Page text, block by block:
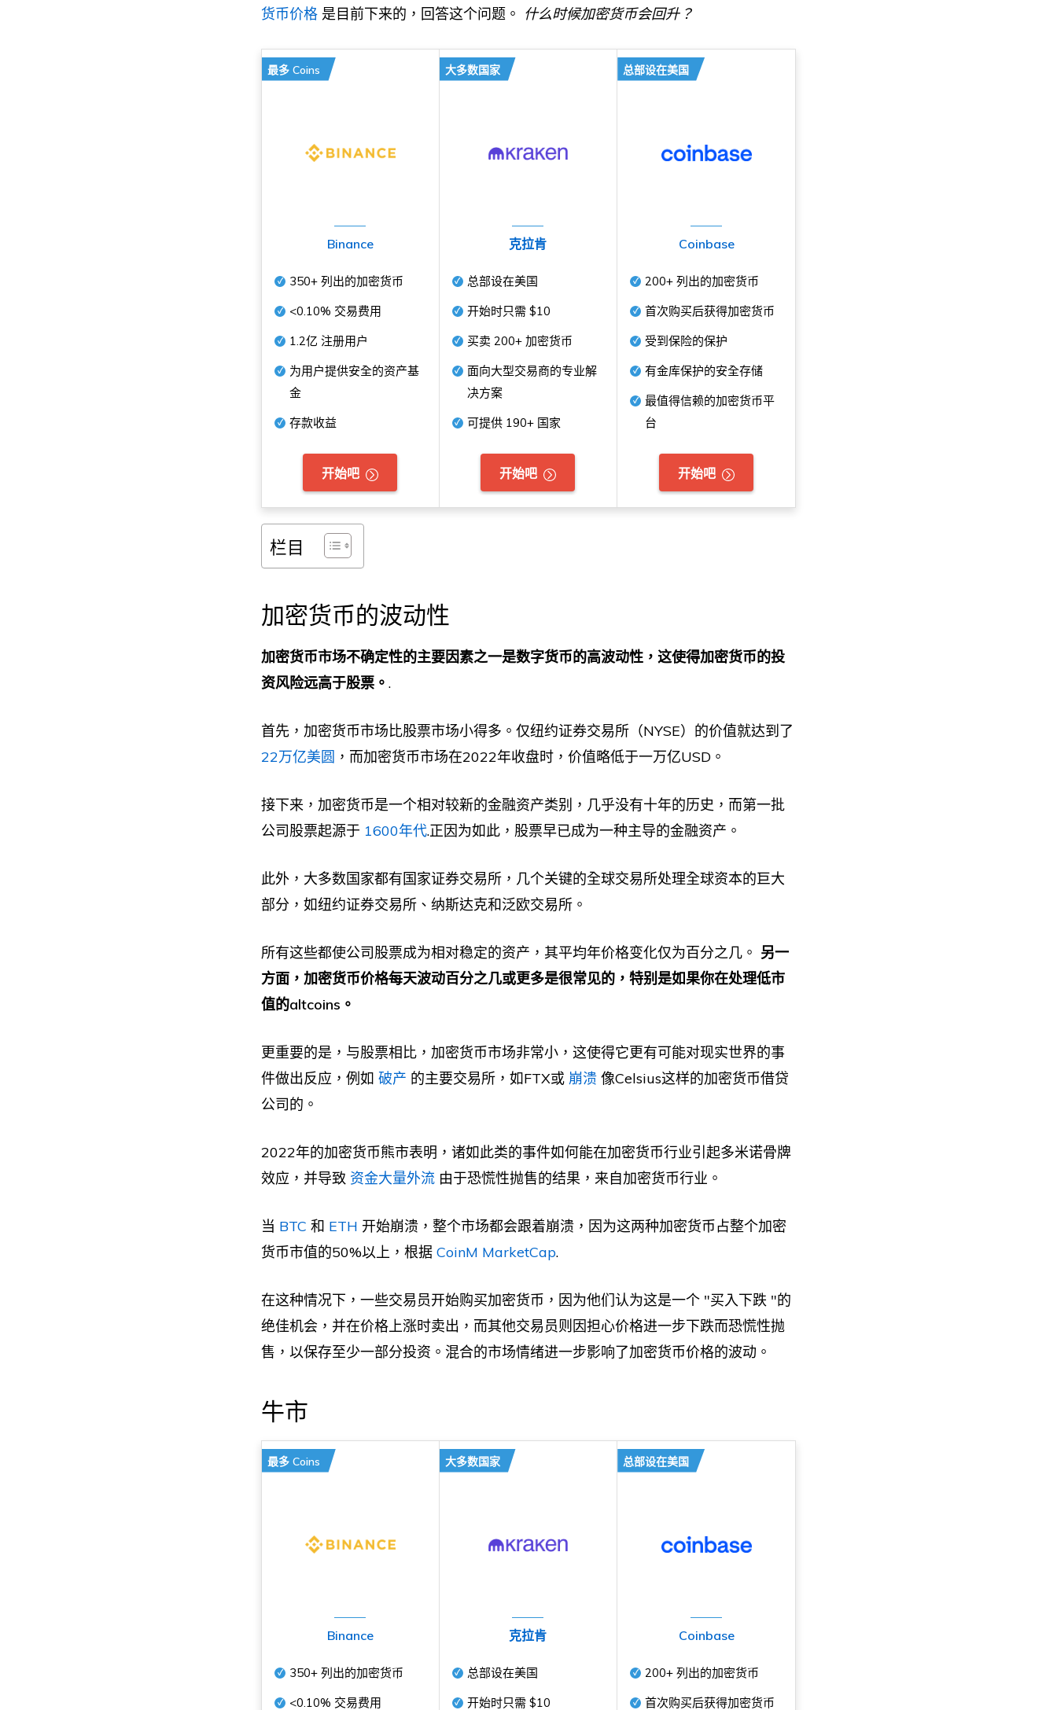
货币价格 是目前下来的，回答这个问题。 什么时候加密货币会回升？
最多 Coins
Binance
350+ 列出的加密货币
<0.10% 交易费用
1.2亿 注册用户
为用户提供安全的资产基
金
存款收益
开始吧
大多数国家
克拉肯
总部设在美国
开始时只需 $10
买卖 200+加密货币
面向大型交易商的专业解
决方案
可提供 190+国家
开始吧
总部设在美国
Coinbase
200+ 列出的加密货币
首次购买后获得加密货币
受到保险的保护
有金库保护的安全存储
最值得信赖的加密货币平
台
开始吧
栏目
加密货币的波动性
加密货币市场不确定性的主要因素之一是数字货币的高波动性，这使得加密货币的投
资风险远高于股票。 .
首先，加密货币市场比股票市场小得多。仅纽约证券交易所（NYSE）的价值就达到了
22万亿美圆 ，而加密货币市场在2022年收盘时，价值略低于一万亿USD。
接下来，加密货币是一个相对较新的金融资产类别，几乎没有十年的历史，而第一批
公司股票起源于 1600年代.正因为如此，股票早已成为一种主导的金融资产。
此外，大多数国家都有国家证券交易所，几个关键的全球交易所处理全球资本的巨大
部分，如纽约证券交易所、纳斯达克和泛欧交易所。
所有这些都使公司股票成为相对稳定的资产，其平均年价格变化仅为百分之几。 另一
方面，加密货币价格每天波动百分之几或更多是很常见的，特别是如果你在处理低市
值的altcoins。
更重要的是，与股票相比，加密货币市场非常小，这使得它更有可能对现实世界的事
件做出反应，例如 破产 的主要交易所，如FTX或 崩溃 像Celsius这样的加密货币借贷
公司的。
2022年的加密货币熊市表明，诸如此类的事件如何能在加密货币行业引起多米诺骨牌
效应，并导致 资金大量外流 由于恐慌性抛售的结果，来自加密货币行业。
当 BTC 和 ETH 开始崩溃，整个市场都会跟着崩溃，因为这两种加密货币占整个加密
货币市值的50%以上，根据 CoinM MarketCap.
在这种情况下，一些交易员开始购买加密货币，因为他们认为这是一个 "买入下跌 "的
绝佳机会，并在价格上涨时卖出，而其他交易员则因担心价格进一步下跌而恐慌性抛
售，以保存至少一部分投资。混合的市场情绪进一步影响了加密货币价格的波动。
牛市
最多 Coins
Binance
350+ 列出的加密货币
<0.10% 交易费用
大多数国家
克拉肯
总部设在美国
开始时只需 $10
总部设在美国
Coinbase
200+ 列出的加密货币
首次购买后获得加密货币